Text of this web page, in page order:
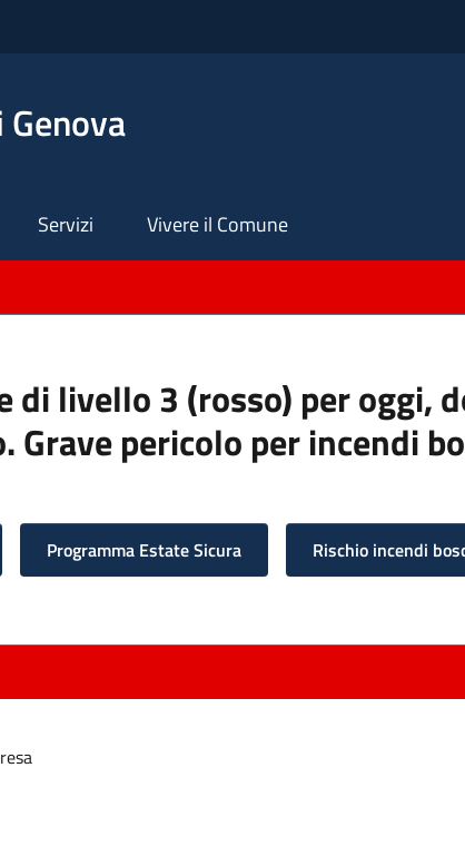
Servizi Vivere il Comune
di livello 3 (rosso) per oggi,
Grave pericolo per incendi
Programma Estate Sicura Rischio incendi